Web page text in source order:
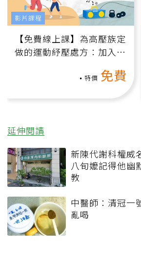
【免費線上課】為高壓族定
做的運動紓壓處方：加入行
特價 免費
影片課程
延伸閱讀
新陳代謝科權威
八旬嬤記得他幽
教
中醫師：清冠一
亂喝